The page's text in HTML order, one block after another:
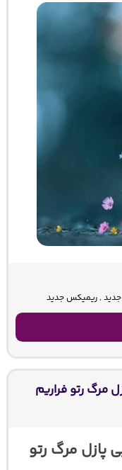
جدید , ریمیکس جدید
مرگ رتو فراریم
پازل مرگ رتو